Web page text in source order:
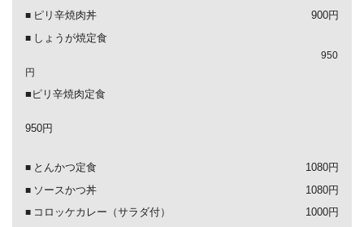
ピリ辛焼肉丼
900円
しょうが焼定食
950
円
■ピリ辛焼肉定食
950円
とんかつ定食
1080円
ソースかつ丼
1080円
コロッケカレー（サラダ付）
1000円